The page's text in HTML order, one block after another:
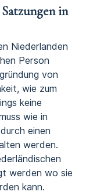
in
Niederlanden
Person
von
wie zum
keine
wie in
einen
werden.
werden wo sie
kann.